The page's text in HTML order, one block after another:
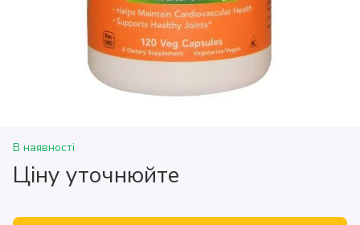
В наявності
Ціну уточнюйте